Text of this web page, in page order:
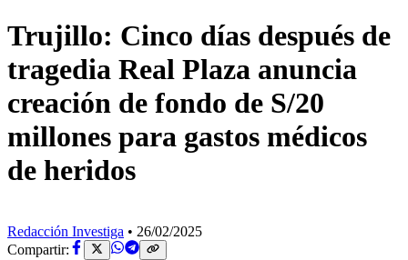
Trujillo: Cinco días después de
tragedia Real Plaza anuncia
creación de fondo de S/20
millones para gastos médicos
de heridos
Redacción Investiga • 26/02/2025
Compartir: